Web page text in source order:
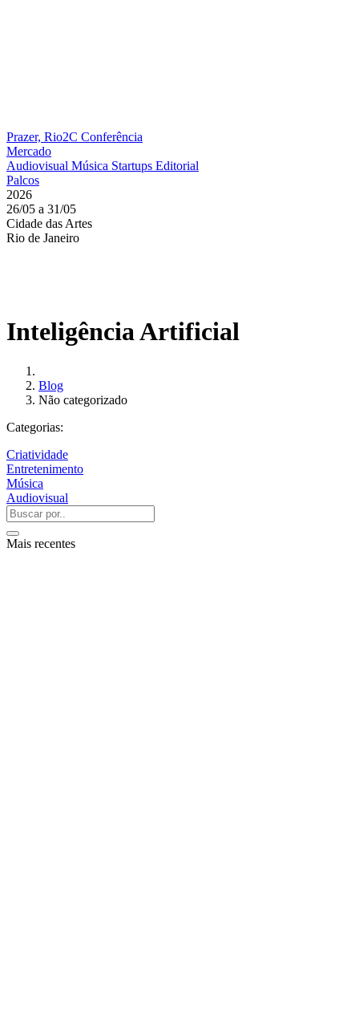
Prazer, Rio2C Conferência
Mercado
Audiovisual Música Startups Editorial
Palcos
2026
26/05 a 31/05
Cidade das Artes
Rio de Janeiro
Inteligência Artificial
Blog
Não categorizado
Categorias:
Criatividade
Entretenimento
Música
Audiovisual
Mais recentes